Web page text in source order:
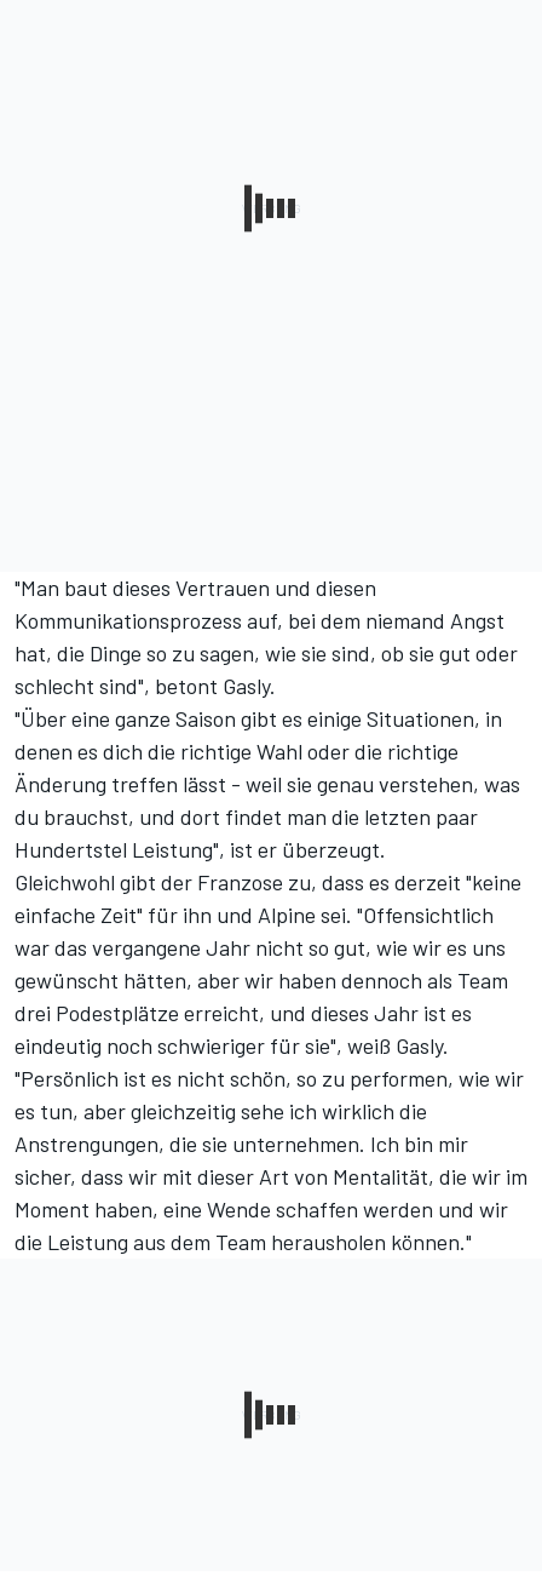
"Man baut dieses Vertrauen und diesen
Kommunikationsprozess auf, bei dem niemand Angst
hat, die Dinge so zu sagen, wie sie sind, ob sie gut oder
schlecht sind", betont Gasly.
"Über eine ganze Saison gibt es einige Situationen, in
denen es dich die richtige Wahl oder die richtige
Änderung treffen lässt - weil sie genau verstehen, was
du brauchst, und dort findet man die letzten paar
Hundertstel Leistung", ist er überzeugt.
Gleichwohl gibt der Franzose zu, dass es derzeit "keine
einfache Zeit" für ihn und Alpine sei. "Offensichtlich
war das vergangene Jahr nicht so gut, wie wir es uns
gewünscht hätten, aber wir haben dennoch als Team
drei Podestplätze erreicht, und dieses Jahr ist es
eindeutig noch schwieriger für sie", weiß Gasly.
"Persönlich ist es nicht schön, so zu performen, wie wir
es tun, aber gleichzeitig sehe ich wirklich die
Anstrengungen, die sie unternehmen. Ich bin mir
sicher, dass wir mit dieser Art von Mentalität, die wir im
Moment haben, eine Wende schaffen werden und wir
die Leistung aus dem Team herausholen können."